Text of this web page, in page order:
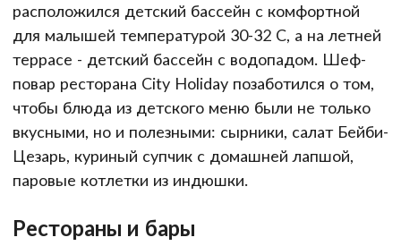
расположился детский бассейн с комфортной
для малышей температурой 30-32 С, а на летней
террасе - детский бассейн с водопадом. Шеф-
повар ресторана City Holiday позаботился о том,
чтобы блюда из детского меню были не только
вкусными, но и полезными: сырники, салат Бейби-
Цезарь, куриный супчик с домашней лапшой,
паровые котлетки из индюшки.
Рестораны и бары